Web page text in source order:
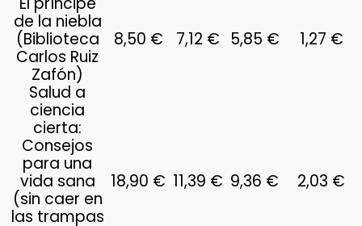
de la niebla
(Biblioteca
Carlos Ruiz
Zafón)
8,50 € 7,12 € 5,85 € 1,27 €
Salud a
ciencia
cierta:
Consejos
para una
vida sana
(sin caer en
las trampas
18,90 € 11,39 € 9,36 € 2,03 €